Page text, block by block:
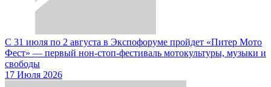
С 31 июля по 2 августа в Экспофоруме пройдет «Питер Мото
Фест» — первый нон-стоп-фестиваль мотокультуры, музыки и
свободы
17 Июля 2026